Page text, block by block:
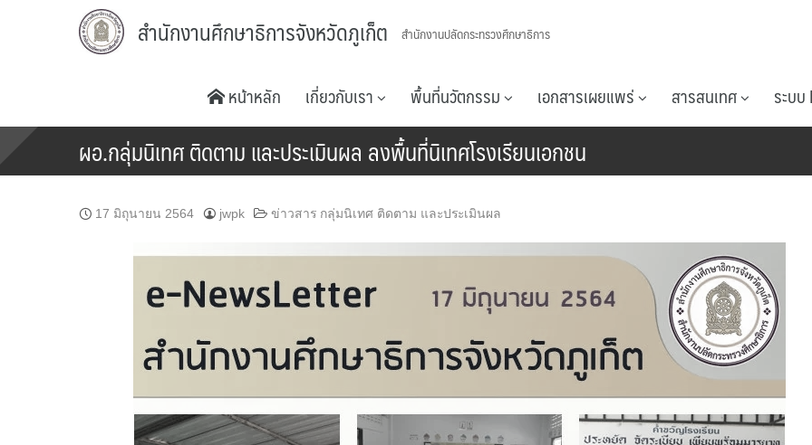
สำนักงานศึกษาธิการจังหวัดภูเก็ต สำนักงานปลัดกระทรวงศึกษาธิการ
หน้าหลัก เกี่ยวกับเรา พื้นที่นวัตกรรม เอกสารเผยแพร่ สารสนเทศ ระบ
ผอ.กลุ่มนิเทศ ติดตาม และประเมินผล ลงพื้นที่นิเทศโรงเรียนเอกชน
17 มิถุนายน 2564 jwpk ข่าวสาร กลุ่มนิเทศ ติดตาม และประเมินผล